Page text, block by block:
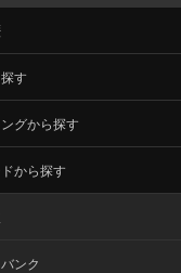
す
グから探す
から探す
ンク